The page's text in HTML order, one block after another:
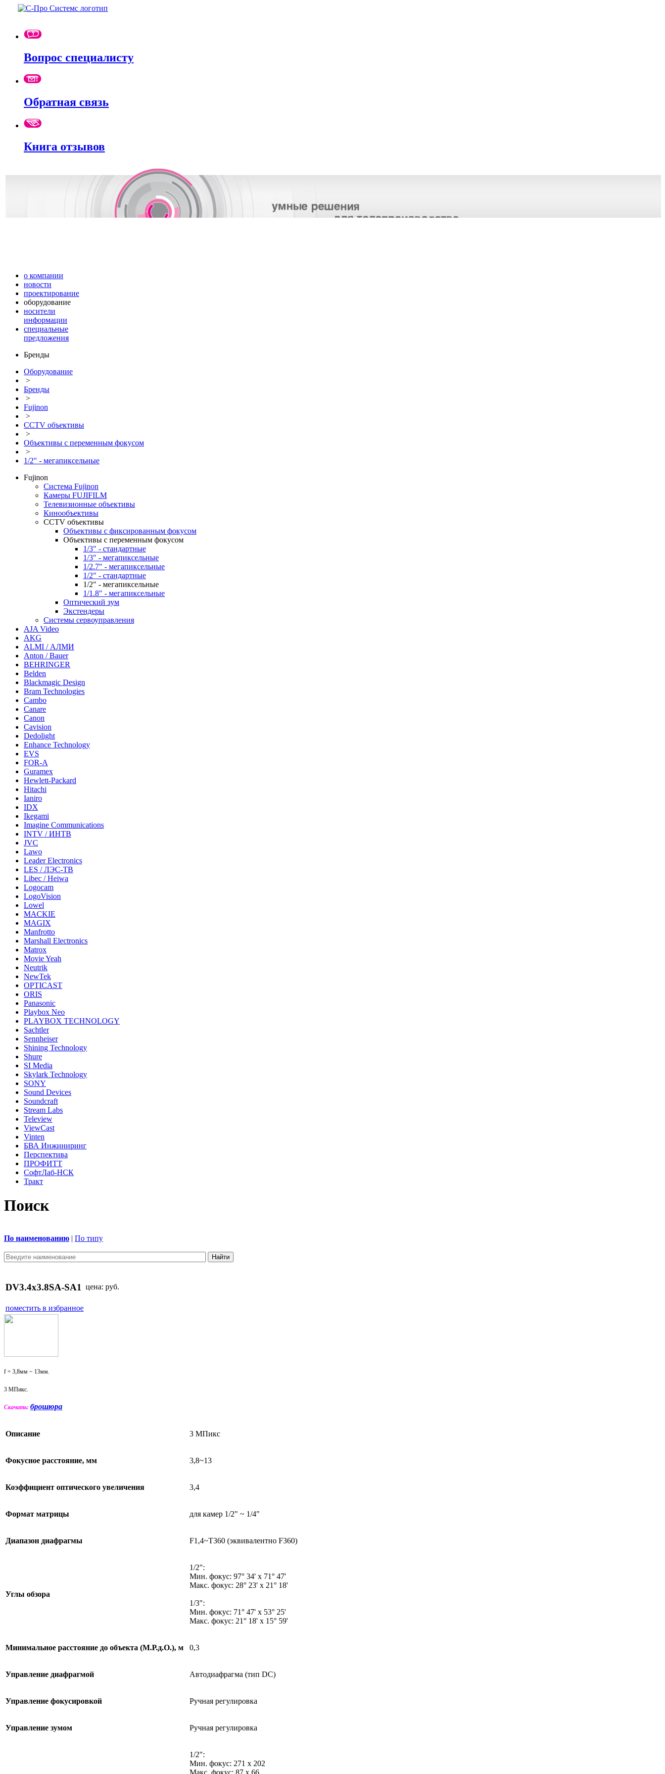
Вопрос специалисту
Обратная связь
Книга отзывов
о компании
новости
проектирование
оборудование
носители
информации
специальные
предложения
Бренды
Оборудование
>
Бренды
>
Fujinon
>
CCTV объективы
>
Объективы с переменным фокусом
>
1/2" - мегапиксельные
Fujinon
Система Fujinon
Камеры FUJIFILM
Телевизионные объективы
Кинообъективы
CCTV объективы
Объективы с фиксированным фокусом
Объективы с переменным фокусом
1/3" - стандартные
1/3" - мегапиксельные
1/2.7" - мегапиксельные
1/2" - стандартные
1/2" - мегапиксельные
1/1.8" - мегапиксельные
Оптический зум
Экстендеры
Системы сервоуправления
AJA Video
AKG
ALMI / АЛМИ
Anton / Bauer
BEHRINGER
Belden
Blackmagic Design
Bram Technologies
Cambo
Canare
Canon
Cavision
Dedolight
Enhance Technology
EVS
FOR-A
Guramex
Hewlett-Packard
Hitachi
Ianiro
IDX
Ikegami
Imagine Communications
INTV / ИНТВ
JVC
Lawo
Leader Electronics
LES / ЛЭС-ТВ
Libec / Heiwa
Logocam
LogoVision
Lowel
MACKIE
MAGIX
Manfrotto
Marshall Electronics
Matrox
Movie Yeah
Neutrik
NewTek
OPTICAST
ORIS
Panasonic
Playbox Neo
PLAYBOX TECHNOLOGY
Sachtler
Sennheiser
Shining Technology
Shure
SI Media
Skylark Technology
SONY
Sound Devices
Soundcraft
Stream Labs
Teleview
ViewCast
Vinten
БВА Инжиниринг
Перспектива
ПРОФИТТ
СофтЛаб-НСК
Тракт
Поиск
По наименованию По типу
DV3.4x3.8SA-SA1 цена: руб.
поместить в избранное
f = 3,8мм ~ 13мм.
3 МПикс.
Скачать: брошюра
Описание 3 МПикс
Фокусное расстояние, мм 3,8~13
Коэффициент оптического увеличения 3,4
Формат матрицы для камер 1/2" ~ 1/4"
Диапазон диафрагмы F1,4~T360 (эквивалентно F360)
Углы обзора
1/2":
Мин. фокус: 97° 34' x 71° 47'
Макс. фокус: 28° 23' x 21° 18'
1/3":
Мин. фокус: 71° 47' x 53° 25'
Макс. фокус: 21° 18' x 15° 59'
Минимальное расстояние до объекта (М.Р.д.О.), м 0,3
Управление диафрагмой Автодиафрагма (тип DC)
Управление фокусировкой Ручная регулировка
Управление зумом Ручная регулировка
1/2":
Мин. фокус: 271 x 202